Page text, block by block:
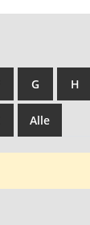
G H
Alle